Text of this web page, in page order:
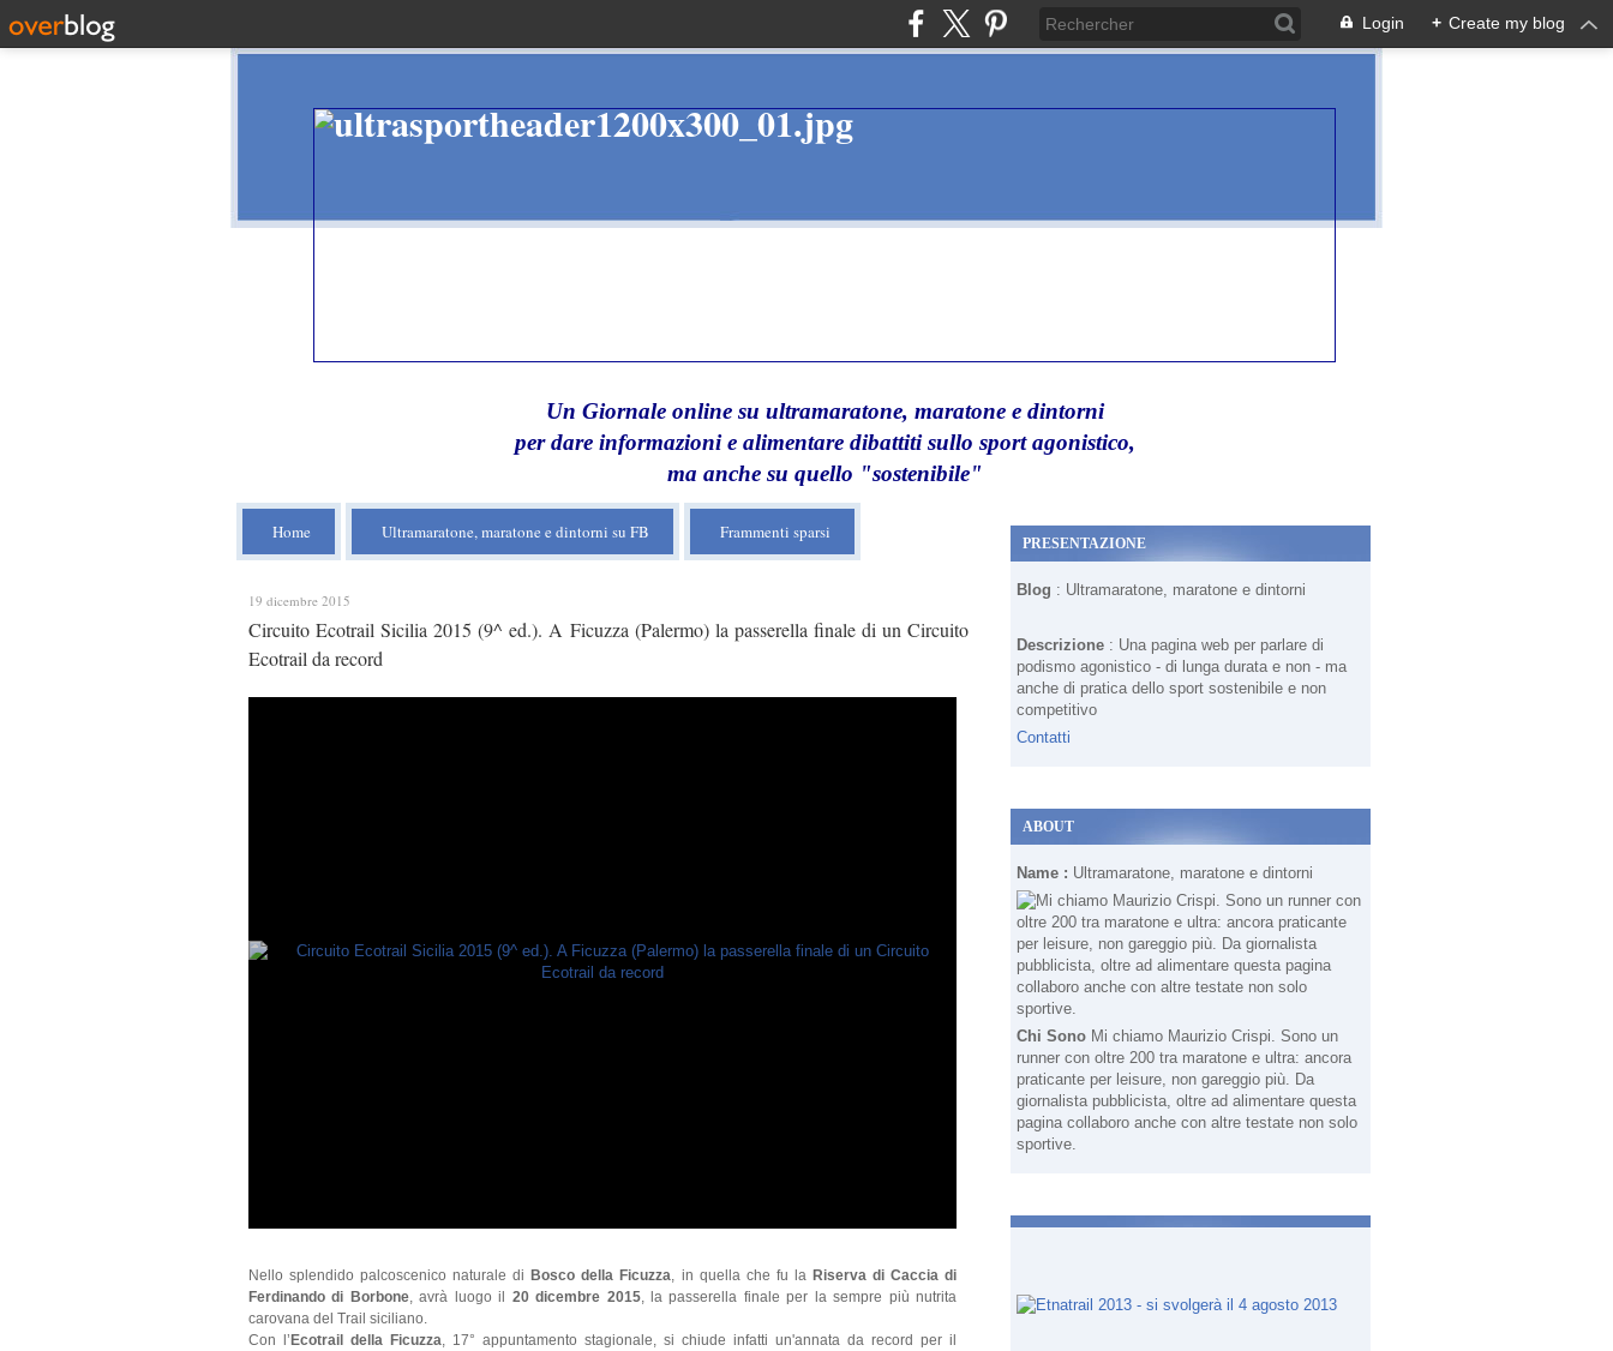
Login + Create my blog
Un Giornale online su ultramaratone, maratone e dintorni
per dare informazioni e alimentare dibattiti sullo sport agonistico,
ma anche su quello "sostenibile"
Home Ultramaratone, maratone e dintorni su FB Frammenti sparsi
19 dicembre 2015
Circuito Ecotrail Sicilia 2015 (9^ ed.). A Ficuzza (Palermo) la passerella finale di un Circuito
Ecotrail da record
Nello splendido palcoscenico naturale diBosco della Ficuzza , in quella che fu la Riserva di Caccia di
Ferdinando di Borbone, avrà luogo il 20 dicembre 2015, la passerella finale per la sempre più nutrita
carovana del Trail siciliano.
Con l’Ecotrail della Ficuzza , 17° appuntamento stagionale, si chiude infatti un'annata da record per il
PRESENTAZIONE
Blog : Ultramaratone, maratone e dintorni
Descrizione : Una pagina web per parlare di
podismo agonistico - di lunga durata e non - ma
anche di pratica dello sport sostenibile e non
competitivo
Contatti
ABOUT
Name : Ultramaratone, maratone e dintorni
Chi Sono Mi chiamo Maurizio Crispi. Sono un
runner con oltre 200 tra maratone e ultra: ancora
praticante per leisure, non gareggio più. Da
giornalista pubblicista, oltre ad alimentare questa
pagina collaboro anche con altre testate non solo
sportive.